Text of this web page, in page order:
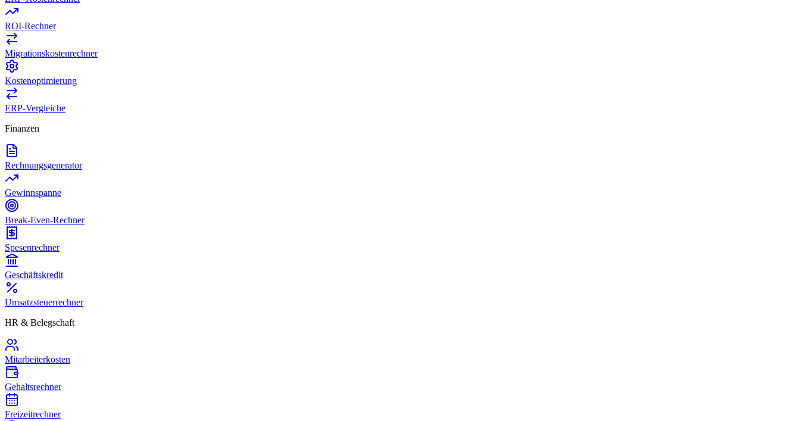
ROI-Rechner
Migrationskostenrechner
Kostenoptimierung
ERP-Vergleiche
Finanzen
Rechnungsgenerator
Gewinnspanne
Break-Even-Rechner
Spesenrechner
Geschäftskredit
Umsatzsteuerrechner
HR & Belegschaft
Mitarbeiterkosten
Gehaltsrechner
Freizeitrechner